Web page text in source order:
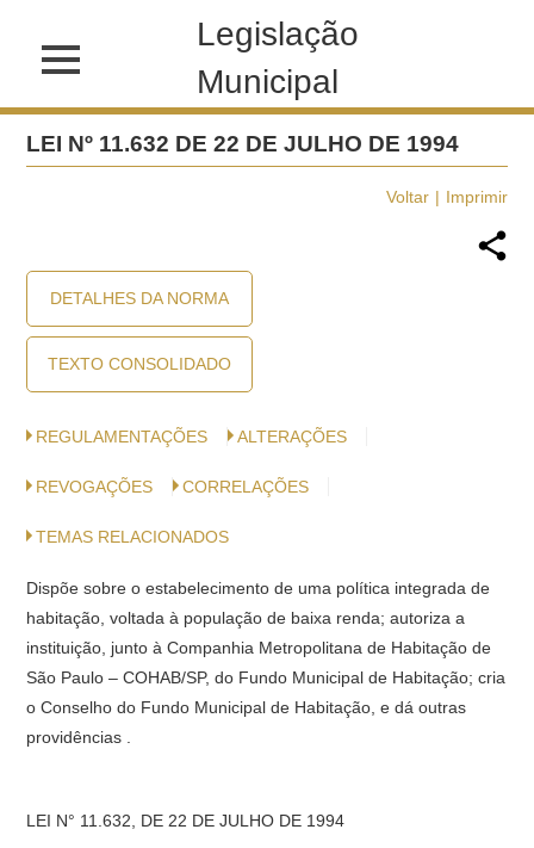
Legislação
Municipal
LEI Nº 11.632 DE 22 DE JULHO DE 1994
Voltar Imprimir
DETALHES DA NORMA
TEXTO CONSOLIDADO
REGULAMENTAÇÕES ALTERAÇÕES
REVOGAÇÕES CORRELAÇÕES
TEMAS RELACIONADOS
Dispõe sobre o estabelecimento de uma política integrada de
habitação, voltada à população de baixa renda; autoriza a
instituição, junto à Companhia Metropolitana de Habitação de
São Paulo – COHAB/SP, do Fundo Municipal de Habitação; cria
o Conselho do Fundo Municipal de Habitação, e dá outras
providências .
LEI N° 11.632, DE 22 DE JULHO DE 1994